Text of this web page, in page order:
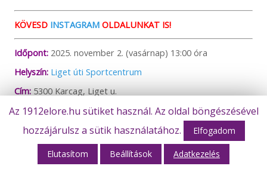
KÖVESD INSTAGRAMOLDALUNKAT IS!
Időpont:2025. november 2. (vasárnap) 13:00 óra
Helyszín: Liget úti Sportcentrum
Cím:5300 Karcag, Liget u.
Játékvezető:Szigetvári Márk
Asszisztensek:Punyi Gyula, Szilágyi Norbert
Tartalék játékvezető: Nagy Attila László
Karcag:Engedi Márk (87), Kovalovszki Máté (4), Székely
Az 1912elore.hu sütiket használ. Az oldal böngészésével
hozzájárulsz a sütik használatához.
Elfogadom
Elutasítom Beállítások Adatkezelés